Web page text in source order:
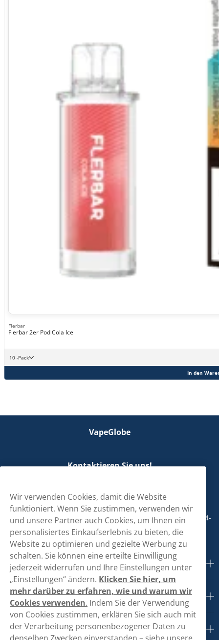
Flerbar
Flerbar 2er Pod Cola Ice
10 -Pack
In den
VapeGlobe
Kontaktieren Sie uns!
+498001800890
Mo/Di/Fr: 09-17 Uhr (Pause 12-13) Mi/Do: 10-19 Uhr (Pause 14-
15)
Kundendienst
Links
Über uns
Wir verwenden Cookies, damit die Website
funktioniert. Wenn Sie zustimmen, verwenden wir
und unsere Partner auch Cookies, um Ihnen ein
personalisiertes Einkaufserlebnis zu bieten, die
Website zu optimieren und gezielte Werbung zu
schalten. Sie können eine erteilte Einwilligung
jederzeit widerrufen und Ihre Einstellungen unter
„Einstellungen“ ändern. Klicken Sie hier, um
mehr darüber zu erfahren, wie und warum wir
Cookies verwenden. Indem Sie der Verwendung
von Cookies zustimmen, erklären Sie sich auch mit
der Verarbeitung personenbezogener Daten zu